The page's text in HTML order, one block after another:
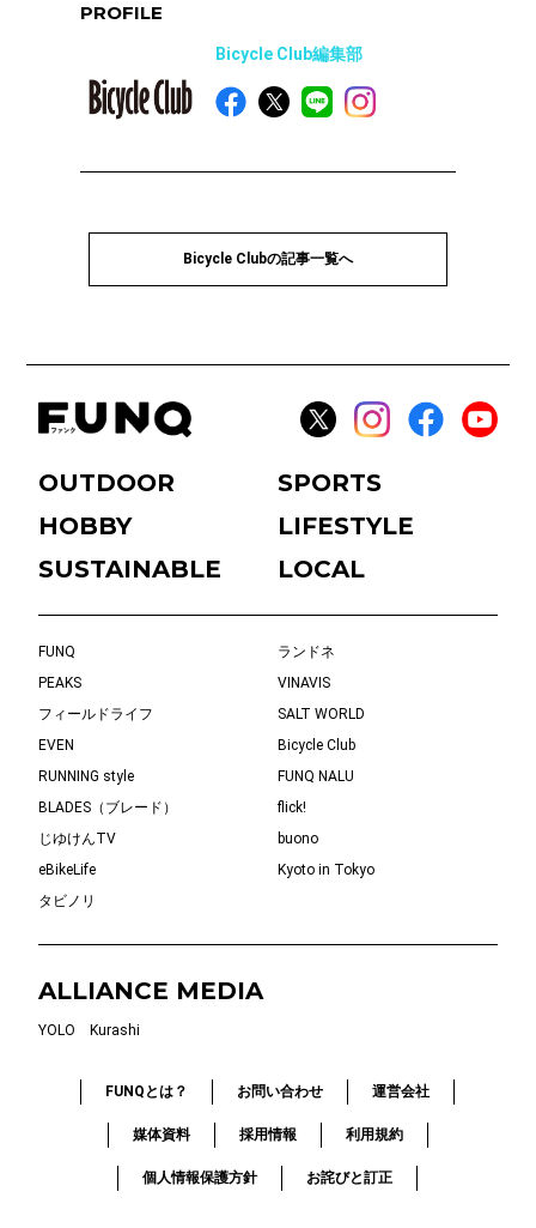
PROFILE
Bicycle Club編集部
Bicycle Clubの記事一覧へ
OUTDOOR
SPORTS
HOBBY
LIFESTYLE
SUSTAINABLE
LOCAL
FUNQ
ランドネ
PEAKS
VINAVIS
フィールドライフ
SALT WORLD
EVEN
Bicycle Club
RUNNING style
FUNQ NALU
BLADES（ブレード）
flick!
じゆけんTV
buono
eBikeLife
Kyoto in Tokyo
タビノリ
ALLIANCE MEDIA
YOLO Kurashi
FUNQとは？ お問い合わせ 運営会社
媒体資料 採用情報 利用規約
個人情報保護方針 お詫びと訂正